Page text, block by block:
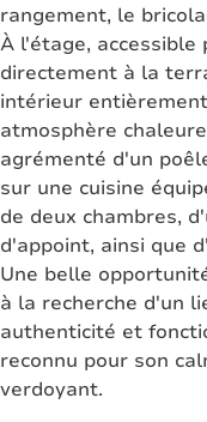
rangement, le
À l'étage,
directement à la
intérieur
atmosphère
agrémenté d'un
sur une cuisine
de deux chambres,
d'appoint, ainsi que
Une belle
à la recherche d'un
authenticité et
reconnu pour son
verdoyant.